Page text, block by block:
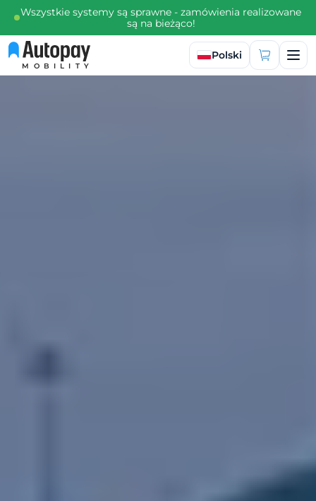
Wszystkie systemy są sprawne - zamówienia realizowane
są na bieżąco!
MOBILITY
Wybierz język
Polski